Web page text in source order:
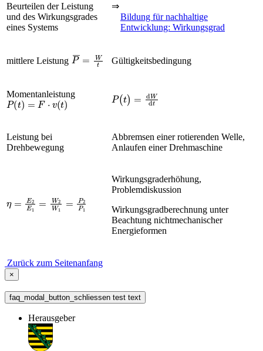
Beurteilen der Leistung
und des Wirkungsgrades
eines Systems
⇒
Bildung für nachhaltige
Entwicklung: Wirkungsgrad
mittlere Leistung P¯ Wt Gültigkeitsbedingung
Momentanleistung
P(t)=F·v(t) P(t = Wdt
Leistung bei
Drehbewegung
Abbremsen einer rotierenden Welle,
Anlaufen einer Drehmaschine
2E W2 =P
Wirkungsgraderhöhung,
Problemdiskussion
Wirkungsgradberechnung unter
Beachtung nichtmechanischer
Energieformen
Zurück zum Seitenanfang
×
faq_modal_button_schliessen test text
Herausgeber